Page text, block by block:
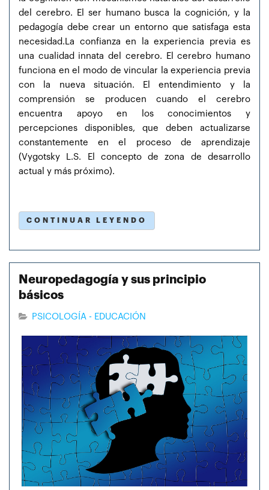
del cerebro. El ser humano busca la cognición, y la
pedagogía debe crear un entorno que satisfaga esta
necesidad.La confianza en la experiencia previa es
una cualidad innata del cerebro. El cerebro humano
funciona en el modo de vincular la experiencia previa
con la nueva situación. El entendimiento y la
comprensión se producen cuando el cerebro
encuentra apoyo en los conocimientos y
percepciones disponibles, que deben actualizarse
constantemente en el proceso de aprendizaje
(Vygotsky L.S. El concepto de zona de desarrollo
actual y más próximo).
CONTINUAR LEYENDO
Neuropedagogía y sus principio
básicos
PSICOLOGÍA - EDUCACIÓN